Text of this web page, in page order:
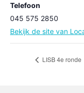
Telefoon
045 575 2850
Bekijk de site van
LISB 4e ronde